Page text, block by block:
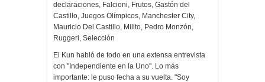
declaraciones, Falcioni, Frutos, Gastón del
Castillo, Juegos Olímpicos, Manchester City,
Mauricio Del Castillo, Milito, Pedro Monzón,
Ruggeri, Selección
El Kun habló de todo en una extensa entrevista
con "Independiente en la Uno". Lo más
importante: le puso fecha a su vuelta. "Soy